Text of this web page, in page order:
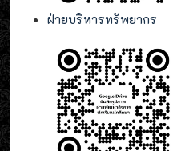
ฝ่ายบริหารทรัพยากร